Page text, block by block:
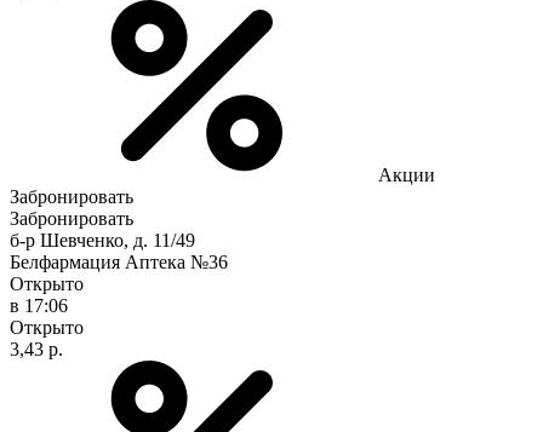
Акции
Забронировать
Забронировать
б-р Шевченко, д. 11/49
Белфармация Аптека №36
Открыто
в 17:06
Открыто
3,43 р.